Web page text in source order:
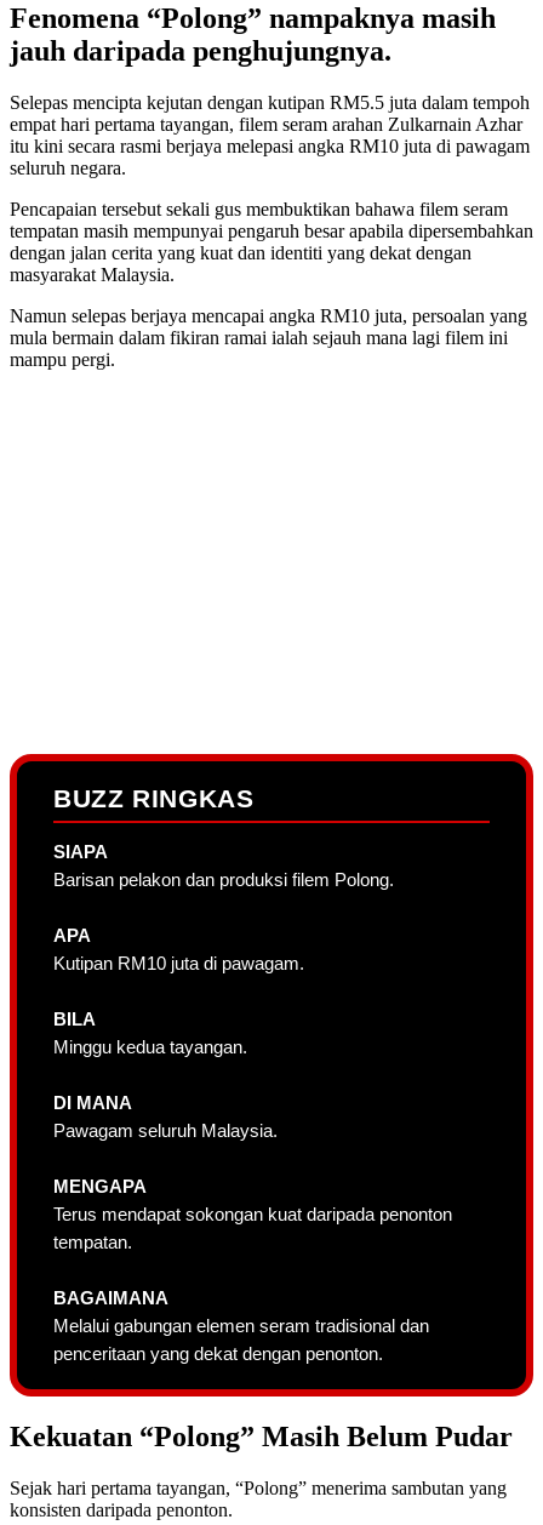
Fenomena “Polong” nampaknya masih
jauh daripada penghujungnya.
Selepas mencipta kejutan dengan kutipan RM5.5 juta dalam tempoh
empat hari pertama tayangan, filem seram arahan Zulkarnain Azhar
itu kini secara rasmi berjaya melepasi angka RM10 juta di pawagam
seluruh negara.
Pencapaian tersebut sekali gus membuktikan bahawa filem seram
tempatan masih mempunyai pengaruh besar apabila dipersembahkan
dengan jalan cerita yang kuat dan identiti yang dekat dengan
masyarakat Malaysia.
Namun selepas berjaya mencapai angka RM10 juta, persoalan yang
mula bermain dalam fikiran ramai ialah sejauh mana lagi filem ini
mampu pergi.
BUZZ RINGKAS
SIAPA
Barisan pelakon dan produksi filem Polong.
APA
Kutipan RM10 juta di pawagam.
BILA
Minggu kedua tayangan.
DI MANA
Pawagam seluruh Malaysia.
MENGAPA
Terus mendapat sokongan kuat daripada penonton
tempatan.
BAGAIMANA
Melalui gabungan elemen seram tradisional dan
penceritaan yang dekat dengan penonton.
Kekuatan “Polong” Masih Belum Pudar
Sejak hari pertama tayangan, “Polong” menerima sambutan yang
konsisten daripada penonton.